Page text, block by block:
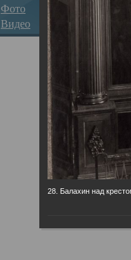
Фото
Видео
28. Балахин над